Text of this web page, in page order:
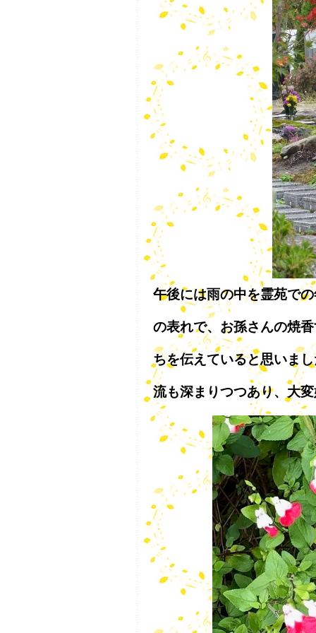
午後には雨の中を霊苑で
の表れで、お孫さんの焼
ちを伝えていると思いま
流も深まりつつあり、大